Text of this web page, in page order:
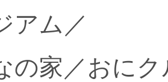
アム／
の家／おに